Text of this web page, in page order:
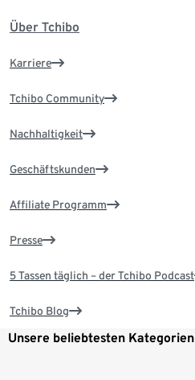
Über Tchibo
Karriere
Tchibo Community
Nachhaltigkeit
Geschäftskunden
Affiliate Programm
Presse
5 Tassen täglich – der Tchibo Podcast
Tchibo Blog
Unsere beliebtesten Kategorien